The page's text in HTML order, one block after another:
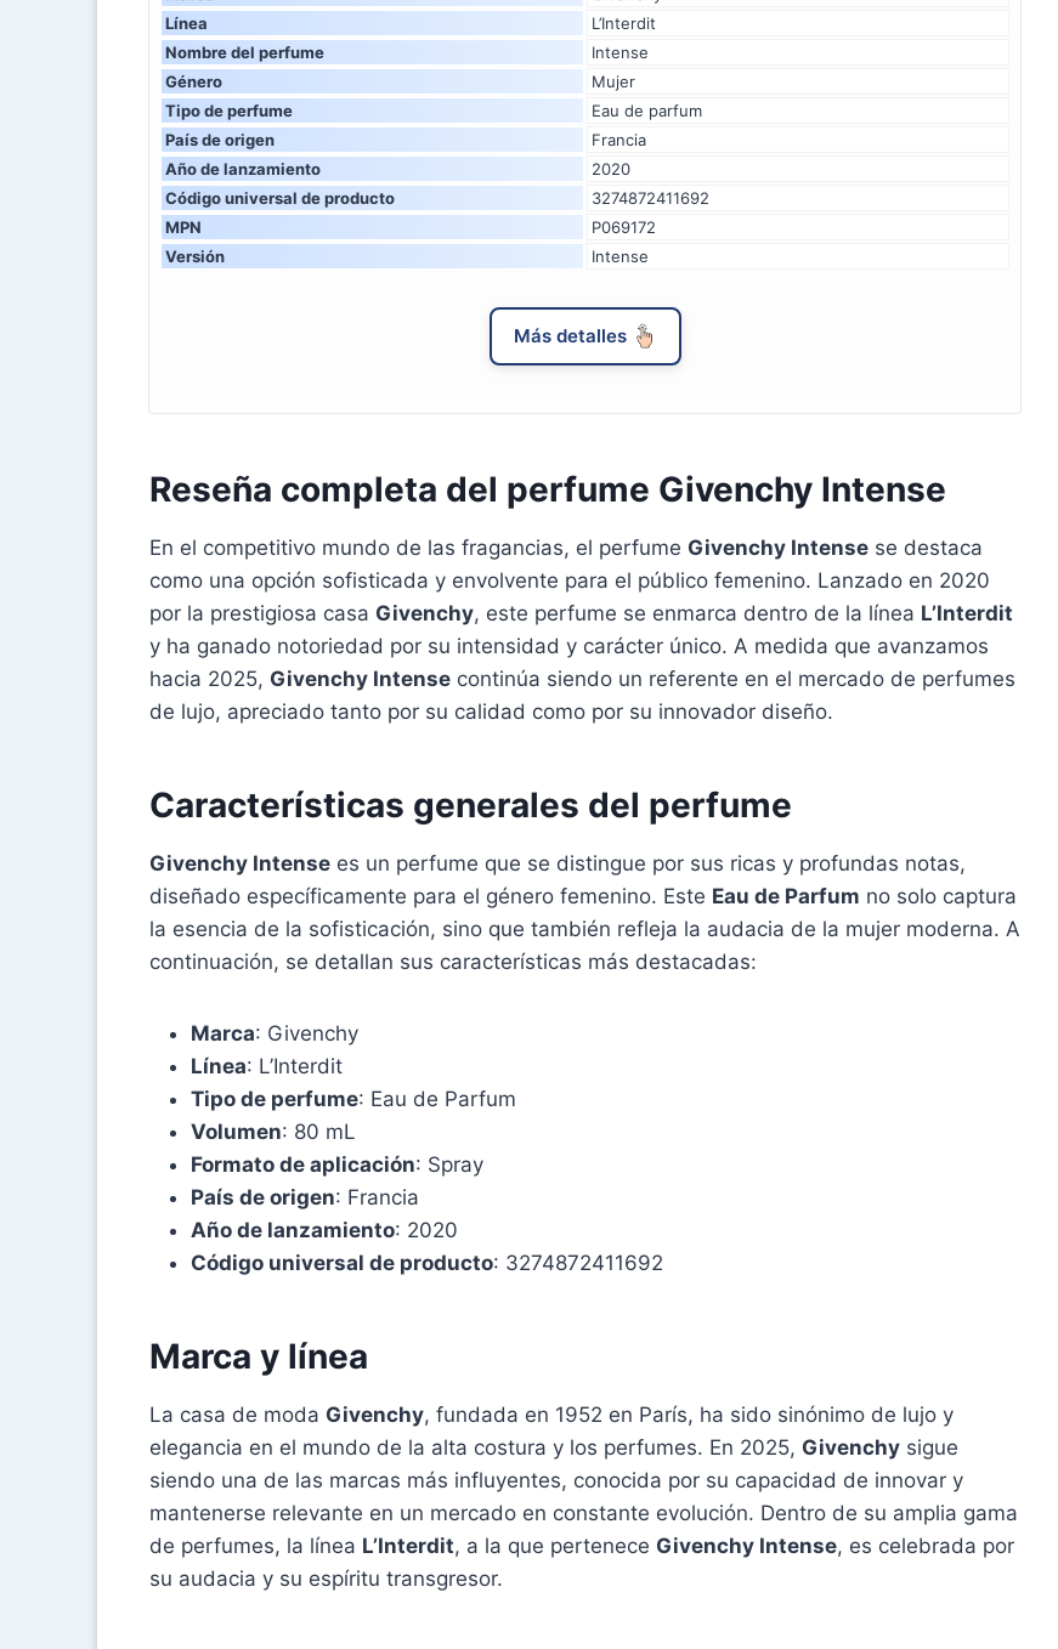
Línea
L’Interdit
Nombre del perfume
Intense
Género
Mujer
Tipo de perfume
Eau de parfum
País de origen
Francia
Año de lanzamiento
2020
Código universal de producto
3274872411692
MPN
P069172
Versión
Intense
Más detalles
Reseña completa del perfume Givenchy Intense
En el competitivo mundo de las fragancias, el perfume Givenchy Intense se destaca
como una opción sofisticada y envolvente para el público femenino. Lanzado en 2020
por la prestigiosa casa Givenchy, este perfume se enmarca dentro de la línea L’Interdit
y ha ganado notoriedad por su intensidad y carácter único. A medida que avanzamos
hacia 2025, Givenchy Intense continúa siendo un referente en el mercado de perfumes
de lujo, apreciado tanto por su calidad como por su innovador diseño.
Características generales del perfume
Givenchy Intense es un perfume que se distingue por sus ricas y profundas notas,
diseñado específicamente para el género femenino. Este Eau de Parfum no solo captura
la esencia de la sofisticación, sino que también refleja la audacia de la mujer moderna. A
continuación, se detallan sus características más destacadas:
Marca: Givenchy
Línea: L’Interdit
Tipo de perfume: Eau de Parfum
Volumen: 80 mL
Formato de aplicación: Spray
País de origen: Francia
Año de lanzamiento: 2020
Código universal de producto: 3274872411692
Marca y línea
La casa de moda Givenchy, fundada en 1952 en París, ha sido sinónimo de lujo y
elegancia en el mundo de la alta costura y los perfumes. En 2025, Givenchy sigue
siendo una de las marcas más influyentes, conocida por su capacidad de innovar y
mantenerse relevante en un mercado en constante evolución. Dentro de su amplia gama
de perfumes, la línea L’Interdit, a la que pertenece Givenchy Intense, es celebrada por
su audacia y su espíritu transgresor.